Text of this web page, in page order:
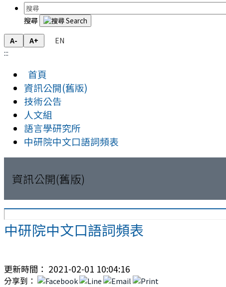
搜尋
A- A+
EN
:::
首頁
資訊公開(舊版)
技術公告
人文組
語言學研究所
中研院中文口語詞頻表
資訊公開(舊版)
中研院中文口語詞頻表
更新時間： 2021-02-01 10:04:16
分享到：